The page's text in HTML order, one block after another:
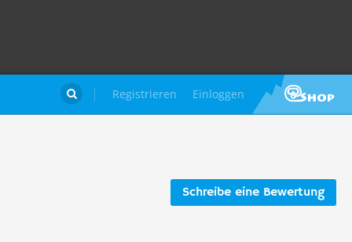
Registrieren Einloggen

Schreibe eine Bewertung